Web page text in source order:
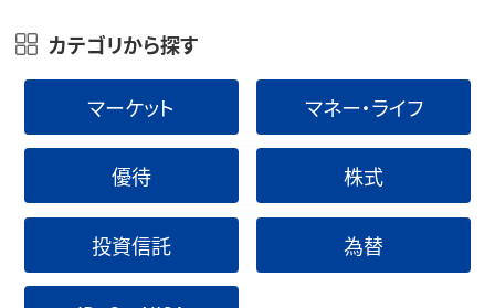
カテゴリから探す
マーケット マネー・ライフ
優待 株式
投資信託 為替